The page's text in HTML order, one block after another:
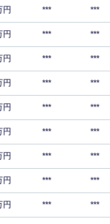
円 *** ***
円 *** ***
円 *** ***
円 *** ***
円 *** ***
円 *** ***
円 *** ***
円 *** ***
円 *** ***